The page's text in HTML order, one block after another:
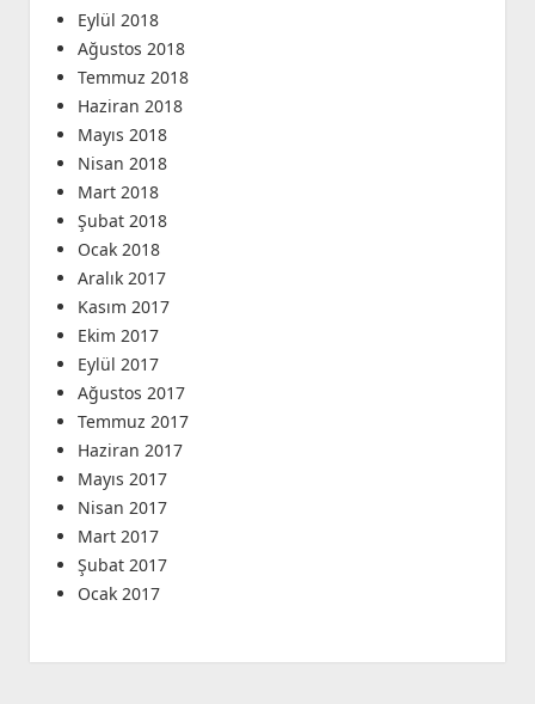
Eylül 2018
Ağustos 2018
Temmuz 2018
Haziran 2018
Mayıs 2018
Nisan 2018
Mart 2018
Şubat 2018
Ocak 2018
Aralık 2017
Kasım 2017
Ekim 2017
Eylül 2017
Ağustos 2017
Temmuz 2017
Haziran 2017
Mayıs 2017
Nisan 2017
Mart 2017
Şubat 2017
Ocak 2017